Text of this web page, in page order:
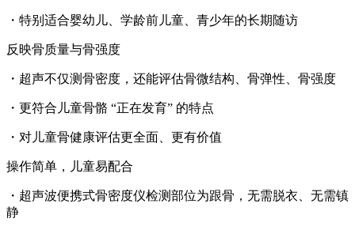
・特别适合婴幼儿、学龄前儿童、青少年的长期随访
反映骨质量与骨强度
・超声不仅测骨密度，还能评估骨微结构、骨弹性、骨强度
・更符合儿童骨骼 “正在发育” 的特点
・对儿童骨健康评估更全面、更有价值
操作简单，儿童易配合
・ 超声波便携式骨密度仪检测部位为跟骨，无需脱衣、无需镇
静